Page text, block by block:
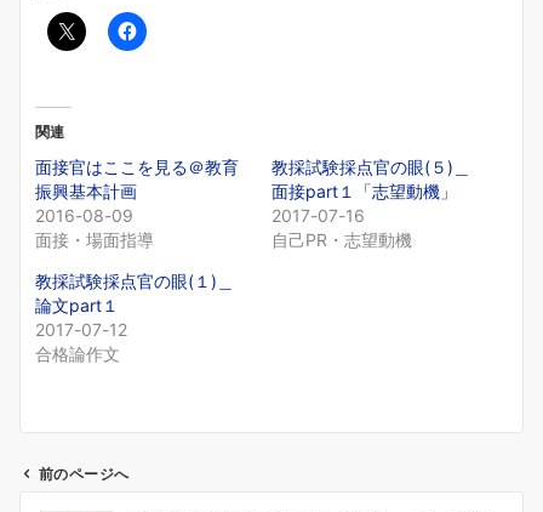
関連
面接官はここを見る＠教育
振興基本計画
2016-08-09
面接・場面指導
教採試験採点官の眼(５)＿
面接part１「志望動機」
2017-07-16
自己PR・志望動機
教採試験採点官の眼(１)＿
論文part１
2017-07-12
合格論作文
前のページへ